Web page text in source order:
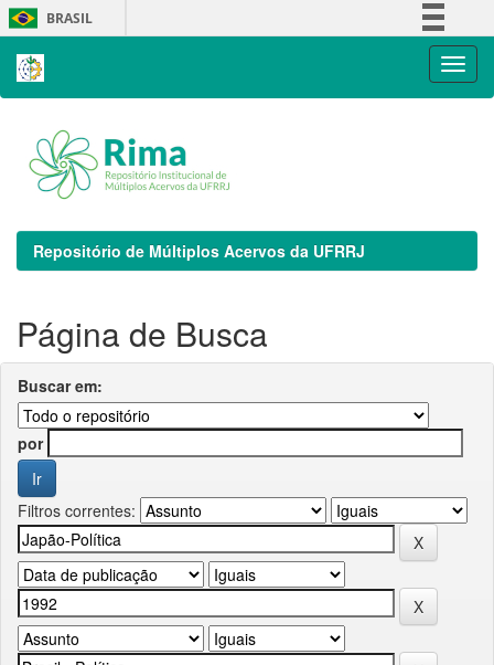
Skip
navigation
BRASIL
Repositório de Múltiplos Acervos da UFRRJ
Página de Busca
Buscar em:
por
Filtros correntes: